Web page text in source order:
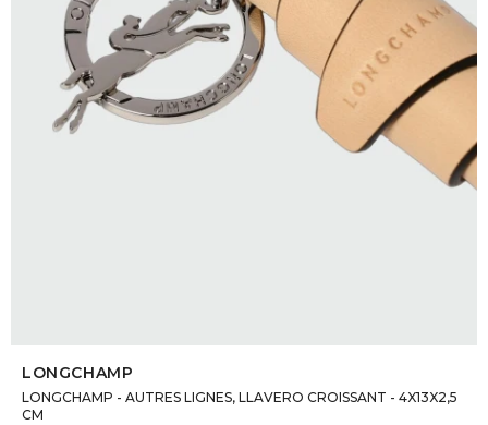
LONGCHAMP
LONGCHAMP - AUTRES LIGNES, LLAVERO CROISSANT - 4X13X2,5
CM